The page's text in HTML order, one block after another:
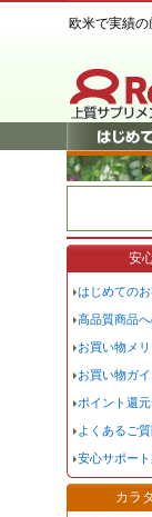
安
はじめての
高品質商品
お買い物メリ
お買い物ガイ
ポイント還
よくあるご質
安心サポー
カラ
欧米で実績